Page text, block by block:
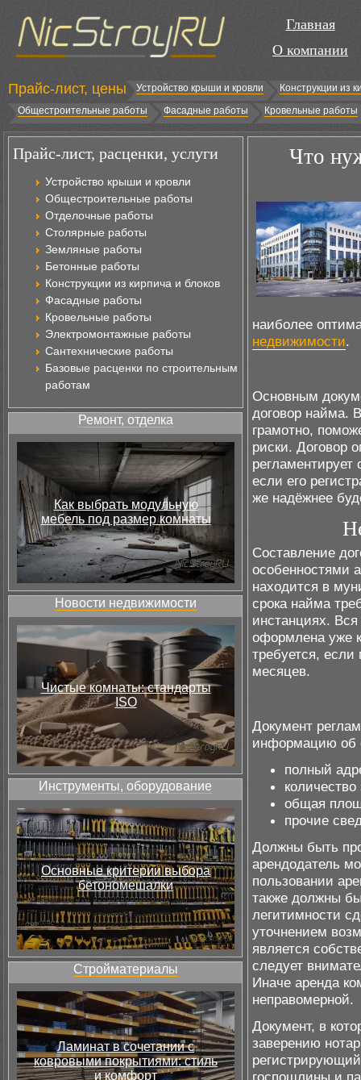
Главная
О компании
Прайс-лист, цены Устройство крыши и кровли
Конструкции из
Общестроительные работы
Фасадные работы Кровельные работы
Прайс-лист, расценки, услуги
Устройство крыши и кровли
Общестроительные работы
Отделочные работы
Столярные работы
Земляные работы
Бетонные работы
Конструкции из кирпича и блоков
Фасадные работы
Кровельные работы
Электромонтажные работы
Сантехнические работы
Базовые расценки по строительным
работам
Ремонт, отделка
Как выбрать модульную
мебель под размер комнаты
Новости недвижимости
Чистые комнаты: стандарты
ISO
Инструменты, оборудование
Основные критерии выбора
бетономешалки
Стройматериалы
Ламинат в сочетании с
ковровыми покрытиями: стиль
и комфорт
Что
наиболее
недвижимости.
Основным
договор найма.
грамотно,
риски. Договор
если его
же надёжнее
Составление
особенностями
находится в
срока найма
инстанциях.
оформлена уже
требуется,
месяцев.
Документ
информацию об
полный
общая
прочие
Должны быть
арендодатель
пользовании
также должны
легитимности
уточнением
является
следует
Иначе аренда
неправомерной.
Документ, в
заверению
госпошлины и